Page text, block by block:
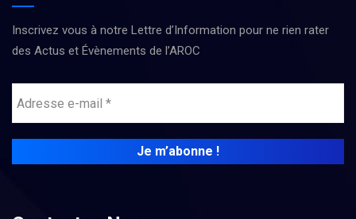
Inscrivez vous à notre Lettre d’Information pour ne rien rater
des Actus et Évènements de l’AROC